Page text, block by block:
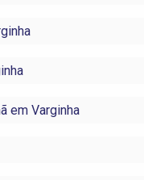
em Varginha